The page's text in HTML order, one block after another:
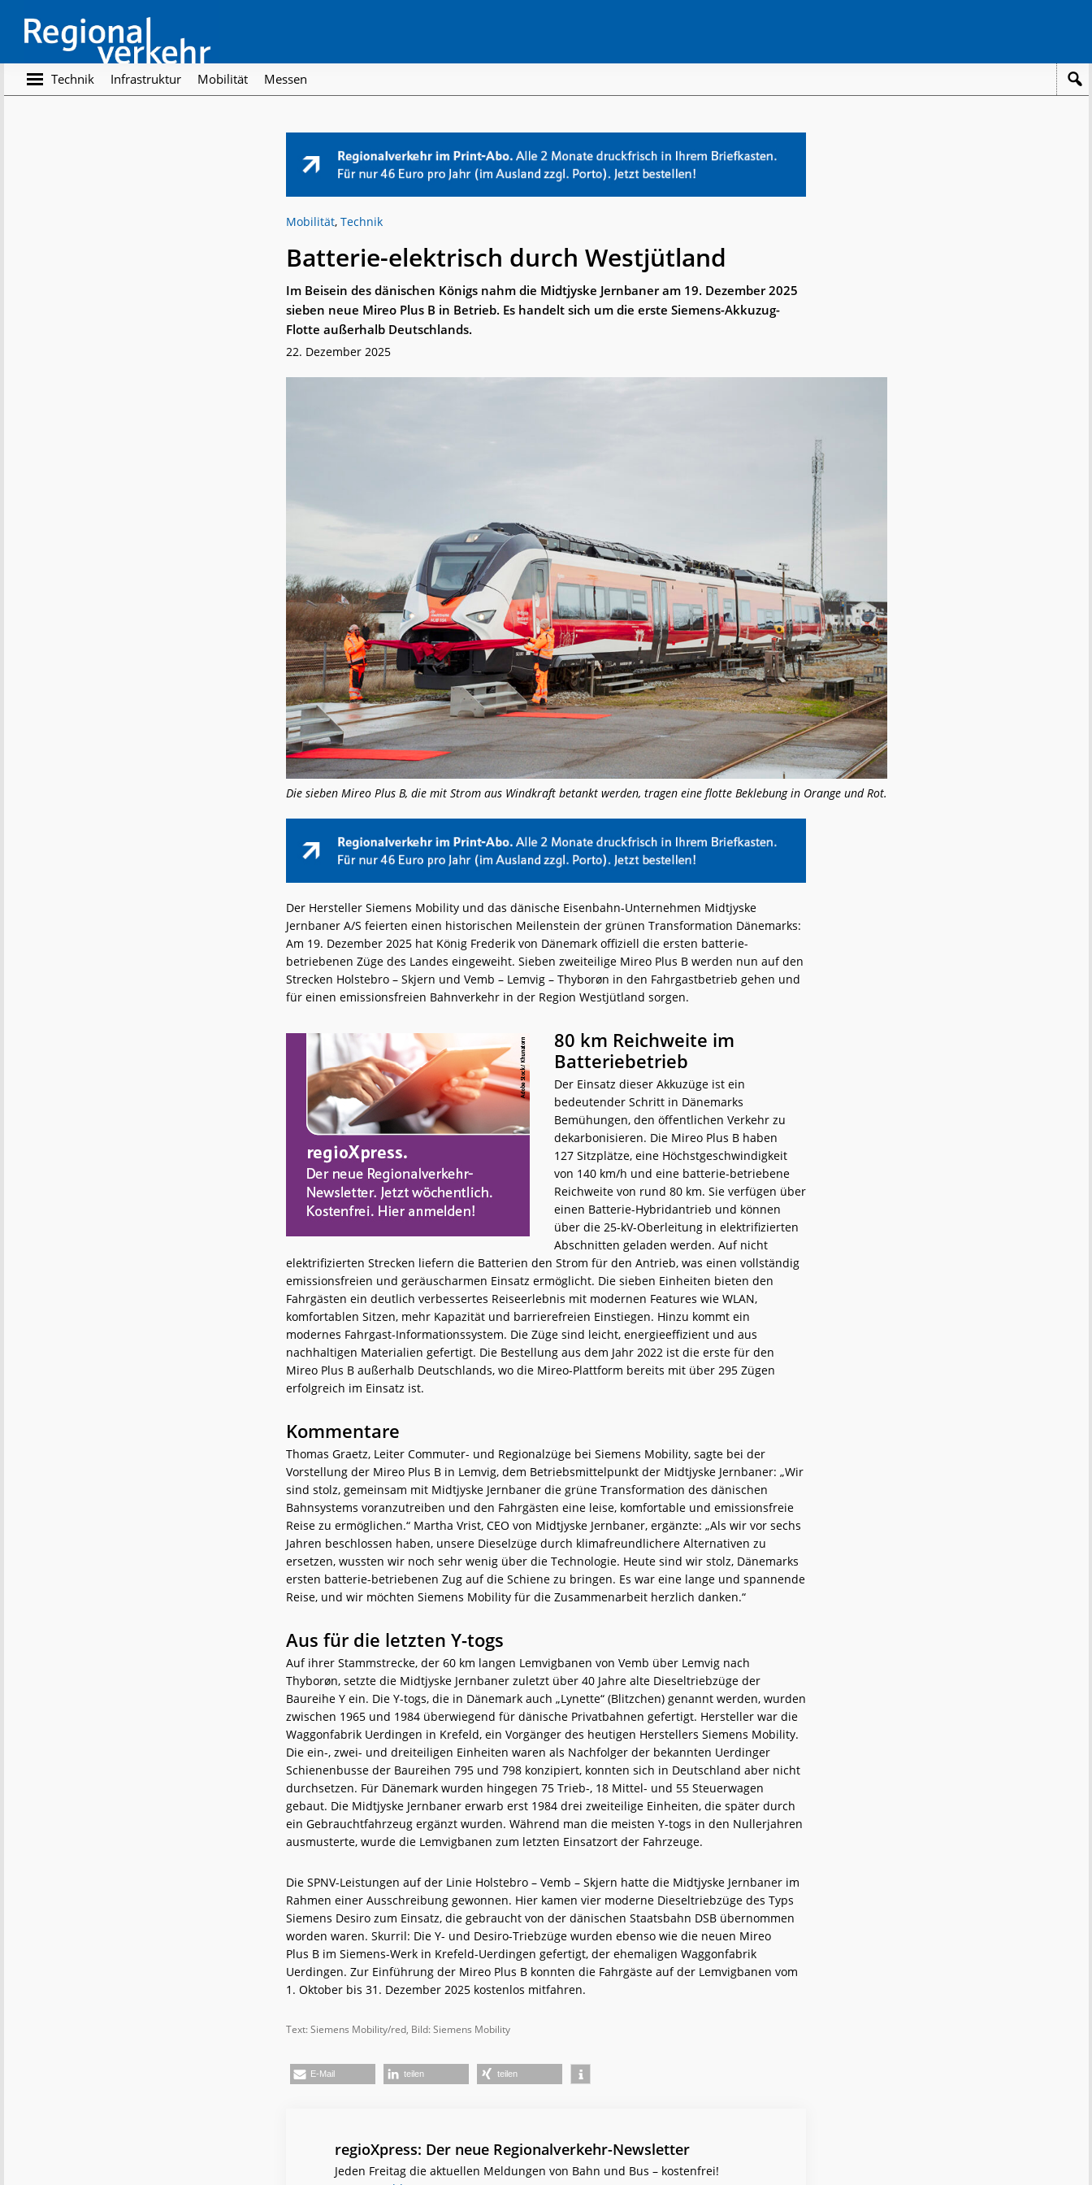
main
content
footer
Regionalverkehr
Die
Fachzeitschrift
Technik Infrastruktur Mobilität Messen
Mobilität, Technik
Batterie-elektrisch durch Westjütland
Im Beisein des dänischen Königs nahm die Midtjyske Jernbaner am 19. Dezember 2025
sieben neue Mireo Plus B in Betrieb. Es handelt sich um die erste Siemens-Akkuzug-
Flotte außerhalb Deutschlands.
22. Dezember 2025
Die sieben Mireo Plus B, die mit Strom aus Windkraft betankt werden, tragen eine flotte Beklebung in Orange und Rot.
Der Hersteller Siemens Mobility und das dänische Eisenbahn-Unternehmen Midtjyske
Jernbaner A/S feierten einen historischen Meilenstein der grünen Transformation Dänemarks:
Am 19. Dezember 2025 hat König Frederik von Dänemark offiziell die ersten batterie-
betriebenen Züge des Landes eingeweiht. Sieben zweiteilige Mireo Plus B werden nun auf den
Strecken Holstebro – Skjern und Vemb – Lemvig – Thyborøn in den Fahrgastbetrieb gehen und
für einen emissionsfreien Bahnverkehr in der Region Westjütland sorgen.
80 km Reichweite im
Batteriebetrieb
Der Einsatz dieser Akkuzüge ist ein
bedeutender Schritt in Dänemarks
Bemühungen, den öffentlichen Verkehr zu
dekarbonisieren. Die Mireo Plus B haben
127 Sitzplätze, eine Höchstgeschwindigkeit
von 140 km/h und eine batterie-betriebene
Reichweite von rund 80 km. Sie verfügen über
einen Batterie-Hybridantrieb und können
über die 25-kV-Oberleitung in elektrifizierten
Abschnitten geladen werden. Auf nicht
elektrifizierten Strecken liefern die Batterien den Strom für den Antrieb, was einen vollständig
emissionsfreien und geräuscharmen Einsatz ermöglicht. Die sieben Einheiten bieten den
Fahrgästen ein deutlich verbessertes Reiseerlebnis mit modernen Features wie WLAN,
komfortablen Sitzen, mehr Kapazität und barrierefreien Einstiegen. Hinzu kommt ein
modernes Fahrgast-Informationssystem. Die Züge sind leicht, energieeffizient und aus
nachhaltigen Materialien gefertigt. Die Bestellung aus dem Jahr 2022 ist die erste für den
Mireo Plus B außerhalb Deutschlands, wo die Mireo-Plattform bereits mit über 295 Zügen
erfolgreich im Einsatz ist.
Kommentare
Thomas Graetz, Leiter Commuter- und Regionalzüge bei Siemens Mobility, sagte bei der
Vorstellung der Mireo Plus B in Lemvig, dem Betriebsmittelpunkt der Midtjyske Jernbaner: „Wir
sind stolz, gemeinsam mit Midtjyske Jernbaner die grüne Transformation des dänischen
Bahnsystems voranzutreiben und den Fahrgästen eine leise, komfortable und emissionsfreie
Reise zu ermöglichen.“ Martha Vrist, CEO von Midtjyske Jernbaner, ergänzte: „Als wir vor sechs
Jahren beschlossen haben, unsere Dieselzüge durch klimafreundlichere Alternativen zu
ersetzen, wussten wir noch sehr wenig über die Technologie. Heute sind wir stolz, Dänemarks
ersten batterie-betriebenen Zug auf die Schiene zu bringen. Es war eine lange und spannende
Reise, und wir möchten Siemens Mobility für die Zusammenarbeit herzlich danken.“
Aus für die letzten Y-togs
Auf ihrer Stammstrecke, der 60 km langen Lemvigbanen von Vemb über Lemvig nach
Thyborøn, setzte die Midtjyske Jernbaner zuletzt über 40 Jahre alte Dieseltriebzüge der
Baureihe Y ein. Die Y-togs, die in Dänemark auch „Lynette“ (Blitzchen) genannt werden, wurden
zwischen 1965 und 1984 überwiegend für dänische Privatbahnen gefertigt. Hersteller war die
Waggonfabrik Uerdingen in Krefeld, ein Vorgänger des heutigen Herstellers Siemens Mobility.
Die ein-, zwei- und dreiteiligen Einheiten waren als Nachfolger der bekannten Uerdinger
Schienenbusse der Baureihen 795 und 798 konzipiert, konnten sich in Deutschland aber nicht
durchsetzen. Für Dänemark wurden hingegen 75 Trieb-, 18 Mittel- und 55 Steuerwagen
gebaut. Die Midtjyske Jernbaner erwarb erst 1984 drei zweiteilige Einheiten, die später durch
ein Gebrauchtfahrzeug ergänzt wurden. Während man die meisten Y-togs in den Nullerjahren
ausmusterte, wurde die Lemvigbanen zum letzten Einsatzort der Fahrzeuge.
Die SPNV-Leistungen auf der Linie Holstebro – Vemb – Skjern hatte die Midtjyske Jernbaner im
Rahmen einer Ausschreibung gewonnen. Hier kamen vier moderne Dieseltriebzüge des Typs
Siemens Desiro zum Einsatz, die gebraucht von der dänischen Staatsbahn DSB übernommen
worden waren. Skurril: Die Y- und Desiro-Triebzüge wurden ebenso wie die neuen Mireo
Plus B im Siemens-Werk in Krefeld-Uerdingen gefertigt, der ehemaligen Waggonfabrik
Uerdingen. Zur Einführung der Mireo Plus B konnten die Fahrgäste auf der Lemvigbanen vom
1. Oktober bis 31. Dezember 2025 kostenlos mitfahren.
Text: Siemens Mobility/red, Bild: Siemens Mobility
E-Mail teilen teilen
regioXpress: Der neue Regionalverkehr-Newsletter
Jeden Freitag die aktuellen Meldungen von Bahn und Bus – kostenfrei!